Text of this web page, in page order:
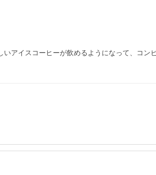
アイスコーヒーが飲めるようになって、コン